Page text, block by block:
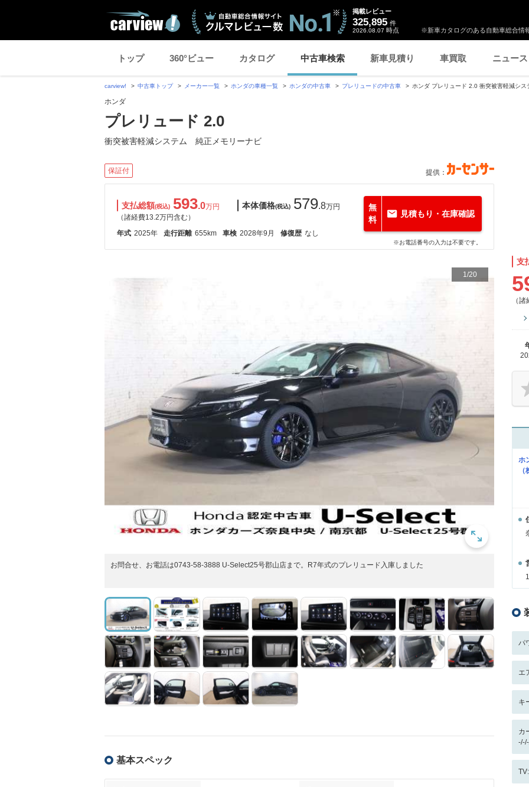
※新車カタログのある自動車総合情
掲載レビュー
325,895 件
2026.08.07 時点
トップ 360°ビュー カタログ 中古車検索 新車見積り 車買取 ニュース
carview! 中古車トップ メーカー一覧 ホンダの車種一覧 ホンダの中古車 プレリュードの中古車 ホンダ プレリュード 2.0 衝突被害軽減シ
ホンダ
プレリュード 2.0
衝突被害軽減システム 純正メモリーナビ
保証付 提供：
支払総額(税込) 593.0万円
（諸経費13.2万円含む）
本体価格(税込) 579.8万円
年式 2025年 走行距離 655km 車検 2028年9月 修復歴 なし
無
料
見積もり・在庫確認
※お電話番号の入力は不要です。
1/20
お問合せ、お電話は0743-58-3888 U-Select25号郡山店まで。R7年式のプレリュード入庫しました
基本スペック
支
（
ホ
パ
エ
キ
カ